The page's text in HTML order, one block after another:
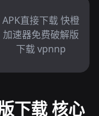
APK直接下载 快橙
加速器免费破解版
下载 vpnnp
下载 核心